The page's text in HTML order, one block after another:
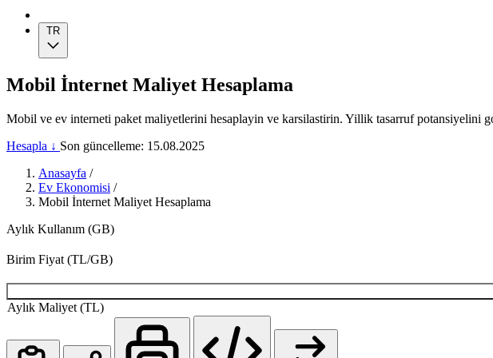
TR
Mobil İnternet Maliyet Hesaplama
Mobil ve ev interneti paket maliyetlerini hesaplayin ve karsilastirin. Yillik tasarruf potansiyelini
Hesapla ↓ Son güncelleme: 15.08.2025
Anasayfa /
Ev Ekonomisi /
Mobil İnternet Maliyet Hesaplama
Aylık Kullanım (GB)
Birim Fiyat (TL/GB)
Aylık Maliyet (TL)